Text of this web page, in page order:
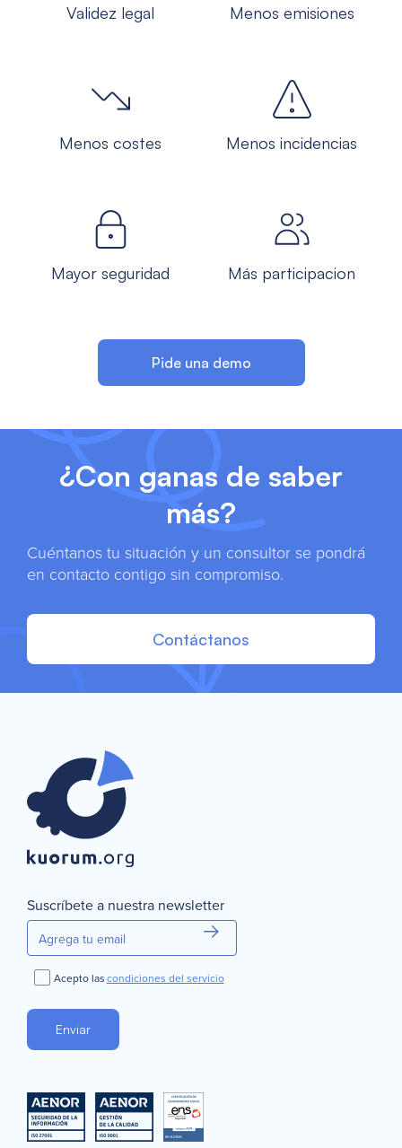
Validez legal Menos emisiones
Menos costes Menos incidencias
Mayor seguridad Más participacion
Pide una demo
¿Con ganas de saber
más?
Cuéntanos tu situación y un consultor se pondrá
en contacto contigo sin compromiso.
Contáctanos
Suscríbete a nuestra newsletter
Acepto lascondiciones del servicio